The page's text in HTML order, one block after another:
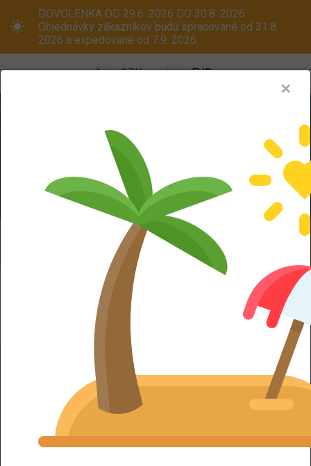
DOVOLENKA OD 29.6. 2026 DO 30.8. 2026
Objednávky zákazníkov budú spracované od 31.8.
2026 a expedované od 7.9. 2026.
CZK EUR
Menu
Oceľové disky ALU kola
Dodáváme aj na Slovensko! Platcom
DPH dodáme tovar bez DPH.
Prihlásenie
Pre nakupovanie v našom e-shope nie je potrebné mať
✕